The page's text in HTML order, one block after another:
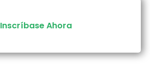
Inscríbase Ahora